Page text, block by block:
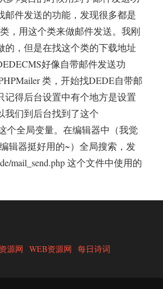
邮件发送的功能，发现很多都是
，用这个类来做邮件发送。我刚
的，但是在找这个类的下载地址
好像自带邮件发送功
类，开始找DEDE自带邮
记得后台设置中有个地方是设置
我们到后台找到了这个
个全局变量。在编辑器中（我觉
辑器挺好用的~）全局搜索，发
mail_send.php 这个文件中使用的
源网 WEB资源网 每日诗词